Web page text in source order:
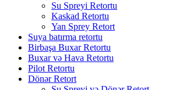
Su Spreyi Retortu
Kaskad Retortu
Yan Sprey Retort
Suya batırma retortu
Birbaşa Buxar Retortu
Buxar və Hava Retortu
Pilot Retortu
Dönər Retort